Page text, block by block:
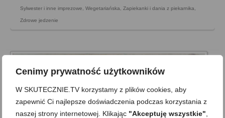
Cenimy prywatność użytkowników
W SKUTECZNIE.TV korzystamy z plików cookies, aby
zapewnić Ci najlepsze doświadczenia podczas korzystania z
naszej strony internetowej. Klikając "Akceptuję wszystkie"
Sylwester i inne imprezowe, Wegetariańska, Zapiekanki i dania z piekarnika,
Zdrowe jedzenie